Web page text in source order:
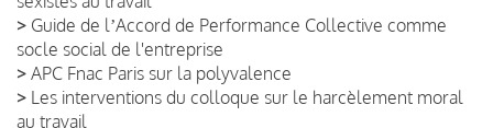
> Guide de lʼAccord de Performance Collective comme
socle social de l'entreprise
> APC Fnac Paris sur la polyvalence
> Les interventions du colloque sur le harcèlement moral
au travail